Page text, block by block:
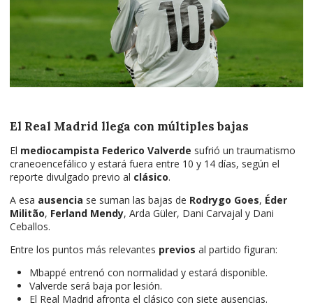
El Real Madrid llega con múltiples bajas
El mediocampista Federico Valverde sufrió un traumatismo
craneoencefálico y estará fuera entre 10 y 14 días, según el
reporte divulgado previo al clásico.
A esa ausencia se suman las bajas de Rodrygo Goes, Éder
Militão, Ferland Mendy, Arda Güler, Dani Carvajal y Dani
Ceballos.
Entre los puntos más relevantes previos al partido figuran:
Mbappé entrenó con normalidad y estará disponible.
Valverde será baja por lesión.
El Real Madrid afronta el clásico con siete ausencias.